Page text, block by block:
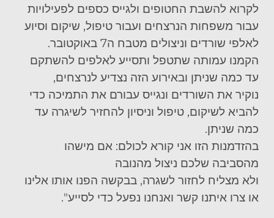
לקרוא להשבת החטופים ולגייס כספים לפעילויות
עבור משפחות הנרצחים ועבור טיפול, שיקום וסיוע
לאלפי שורדים וניצולים מטבח ה7 באוקטובר.
הקמנו עמותה שתטפל ותסייע לאלפים להשתקם
עד כמה שניתן ובאירוע הזה נצדיע לנרצחים,
נוקיר את השורדים ונגייס עבורם את התמיכה כדי
להביא לשיקום, טיפול וניסיון להחזיר לשיגרה עד
כמה שניתן.
בהזדמנות הזו אני קורא לכולם: אם מישהו
מהסביבה שלכם ניצול מהנובה
ולא מצליח לחזור לשגרה, בבקשה הפנו אותו אלינו
או צרו איתנו קשר ואנחנו נפעל כדי לסייע".